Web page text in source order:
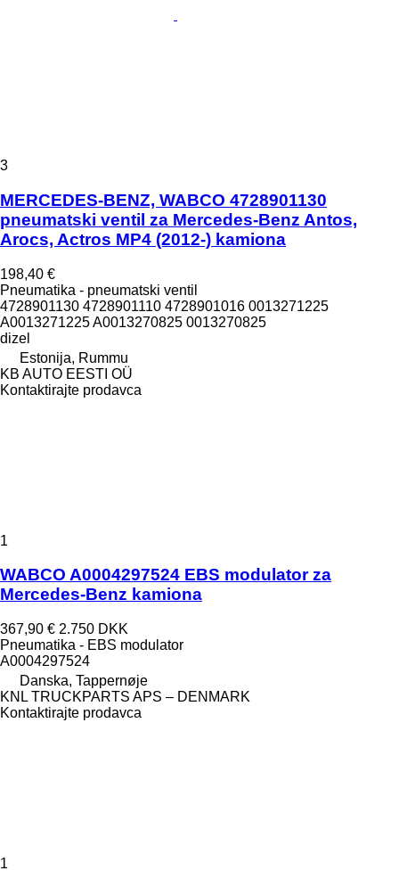
3
MERCEDES-BENZ, WABCO 4728901130
pneumatski ventil za Mercedes-Benz Antos,
Arocs, Actros MP4 (2012-) kamiona
198,40 €
Pneumatika - pneumatski ventil
4728901130 4728901110 4728901016 0013271225
A0013271225 A0013270825 0013270825
dizel
Estonija, Rummu
KB AUTO EESTI OÜ
Kontaktirajte prodavca
1
WABCO A0004297524 EBS modulator za
Mercedes-Benz kamiona
367,90 € 2.750 DKK
Pneumatika - EBS modulator
A0004297524
Danska, Tappernøje
KNL TRUCKPARTS APS – DENMARK
Kontaktirajte prodavca
1